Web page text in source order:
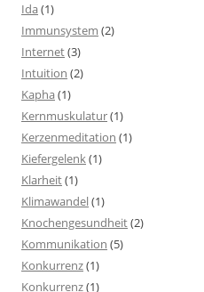
Ida(1)
Immunsystem (2)
Internet(3)
Intuition (2)
Kapha(1)
Kernmuskulatur(1)
Kerzenmeditation (1)
Kiefergelenk(1)
Klarheit(1)
Klimawandel(1)
Knochengesundheit(2)
Kommunikation (5)
Konkurrenz(1)
Konkurrenz(1)